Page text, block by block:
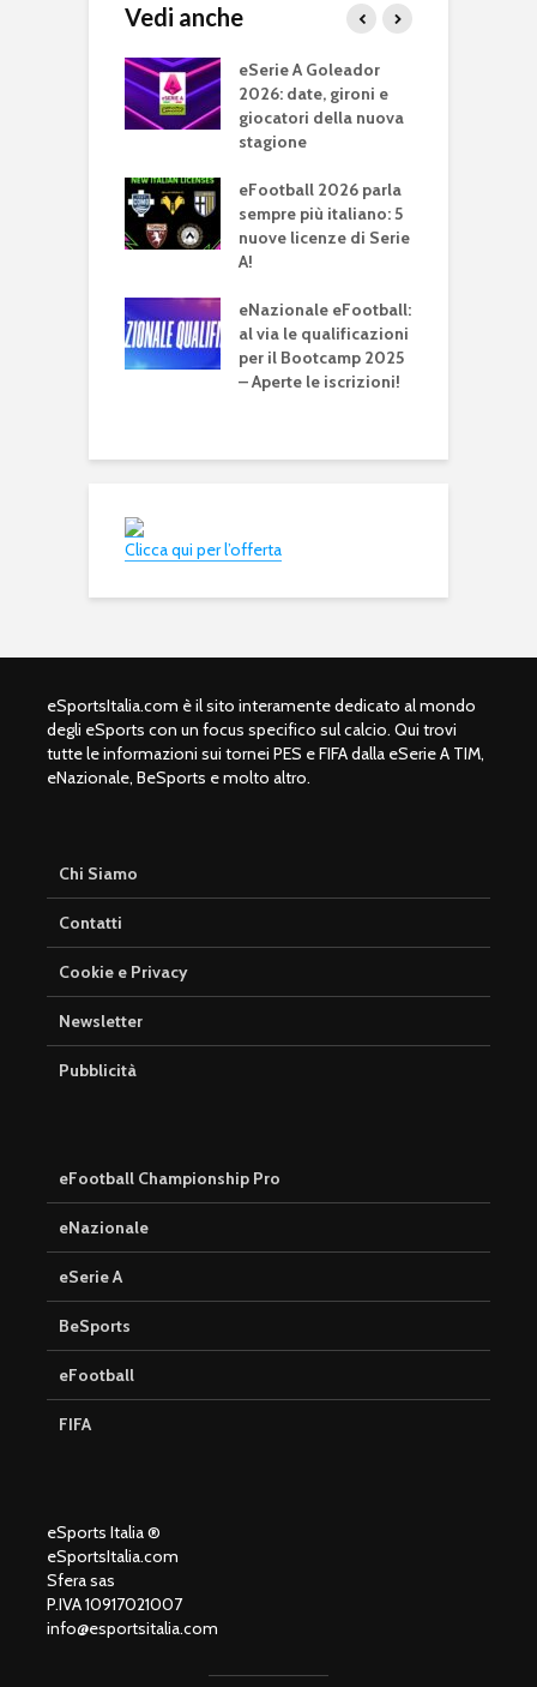
Vedi anche
eSerie A Goleador
2026: date, gironi e
giocatori della nuova
stagione
eFootball 2026 parla
sempre più italiano: 5
nuove licenze di Serie
A!
eNazionale eFootball:
al via le qualificazioni
per il Bootcamp 2025
– Aperte le iscrizioni!
Clicca qui per l’offerta
eSportsItalia.com è il sito interamente dedicato al mondo
degli eSports con un focus specifico sul calcio. Qui trovi
tutte le informazioni sui tornei PES e FIFA dalla eSerie A TIM,
eNazionale, BeSports e molto altro.
Chi Siamo
Contatti
Cookie e Privacy
Newsletter
Pubblicità
eFootball Championship Pro
eNazionale
eSerie A
BeSports
eFootball
FIFA
eSports Italia ®
eSportsItalia.com
Sfera sas
P.IVA 10917021007
info@esportsitalia.com